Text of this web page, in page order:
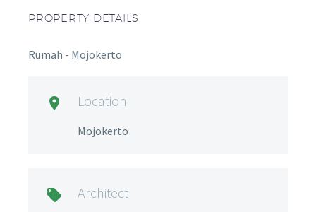
PROPERTY DETAILS
Rumah - Mojokerto
 Location
Mojokerto
 Architect